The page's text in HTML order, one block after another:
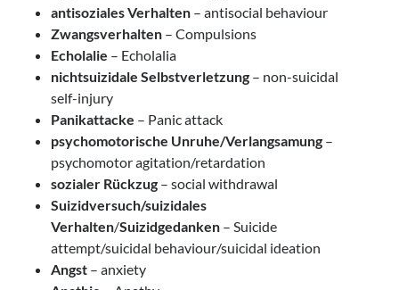
antisoziales Verhalten – antisocial behaviour
Zwangsverhalten – Compulsions
Echolalie – Echolalia
nichtsuizidale Selbstverletzung – non-suicidal
self-injury
Panikattacke – Panic attack
psychomotorische Unruhe/Verlangsamung –
psychomotor agitation/retardation
sozialer Rückzug – social withdrawal
Suizidversuch/suizidales
Verhalten/Suizidgedanken – Suicide
attempt/suicidal behaviour/suicidal ideation
Angst – anxiety